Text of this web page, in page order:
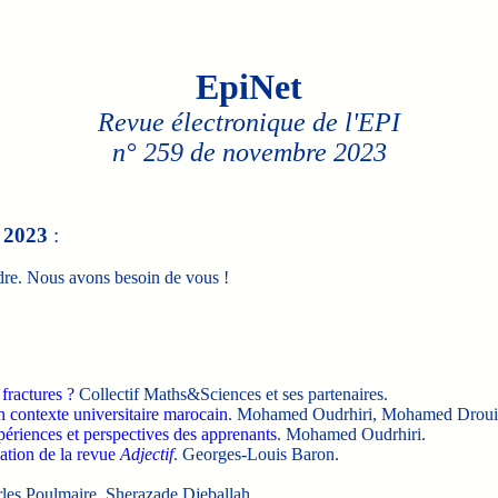
EpiNet
Revue électronique de l'EPI
n° 259 de novembre 2023
2023 :
Nous avons besoin de vous !
?Collectif Maths&Sciences et ses partenaires.
contexte universitaire marocain. Mohamed Oudrhiri, Mohamed
et perspectives des apprenants. Mohamed Oudrhiri.
de la revue Adjectif. Georges-Louis Baron.
Poulmaire, Sherazade Djeballah.